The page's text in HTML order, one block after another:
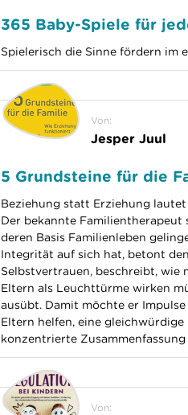
365 Baby-Spiele für
Spielerisch die Sinne fördern im
Von:
Jesper Juul
5 Grundsteine für die
Beziehung statt Erziehung
Der bekannte
deren Basis Familienleben
Integrität auf sich hat, betont
Selbstvertrauen, beschreibt,
Eltern als Leuchttürme wirken
ausübt. Damit möchte er
Eltern helfen, eine
konzentrierte
Von: